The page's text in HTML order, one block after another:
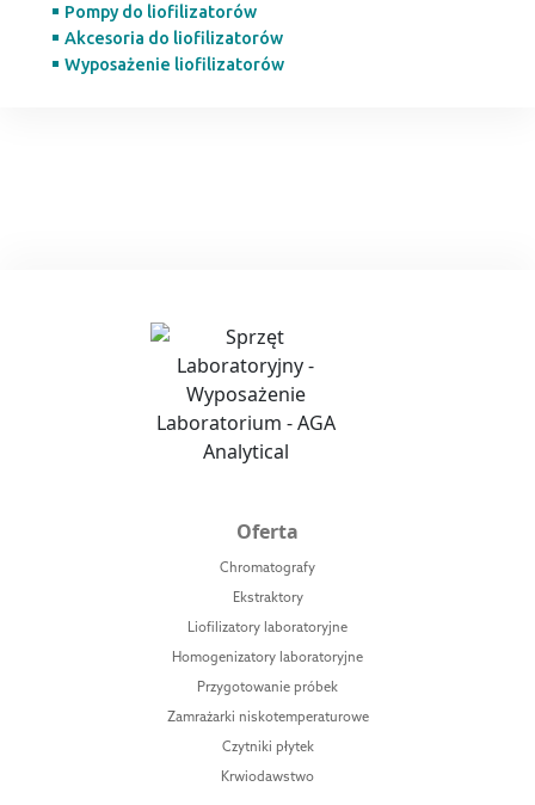
Pompy do liofilizatorów
Akcesoria do liofilizatorów
Wyposażenie liofilizatorów
Oferta
Chromatografy
Ekstraktory
Liofilizatory laboratoryjne
Homogenizatory laboratoryjne
Przygotowanie próbek
Zamrażarki niskotemperaturowe
Czytniki płytek
Krwiodawstwo